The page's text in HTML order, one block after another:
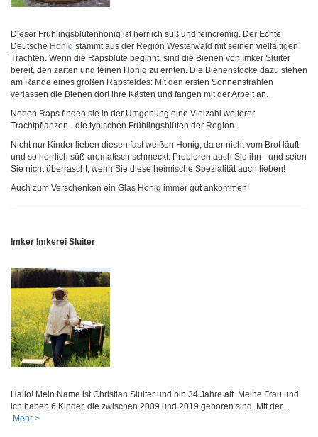
Dieser Frühlingsblütenhonig ist herrlich süß und feincremig. Der Echte
Deutsche Honig stammt aus der Region Westerwald mit seinen vielfältigen
Trachten. Wenn die Rapsblüte beginnt, sind die Bienen von Imker Sluiter
bereit, den zarten und feinen Honig zu ernten. Die Bienenstöcke dazu stehen
am Rande eines großen Rapsfeldes: Mit den ersten Sonnenstrahlen
verlassen die Bienen dort ihre Kästen und fangen mit der Arbeit an.
Neben Raps finden sie in der Umgebung eine Vielzahl weiterer
Trachtpflanzen - die typischen Frühlingsblüten der Region.
Nicht nur Kinder lieben diesen fast weißen Honig, da er nicht vom Brot läuft
und so herrlich süß-aromatisch schmeckt. Probieren auch Sie ihn - und seien
Sie nicht überrascht, wenn Sie diese heimische Spezialität auch lieben!
Auch zum Verschenken ein Glas Honig immer gut ankommen!
Imker Imkerei Sluiter
Hallo! Mein Name ist Christian Sluiter und bin 34 Jahre alt. Meine Frau und
ich haben 6 Kinder, die zwischen 2009 und 2019 geboren sind. Mit der...
Mehr >